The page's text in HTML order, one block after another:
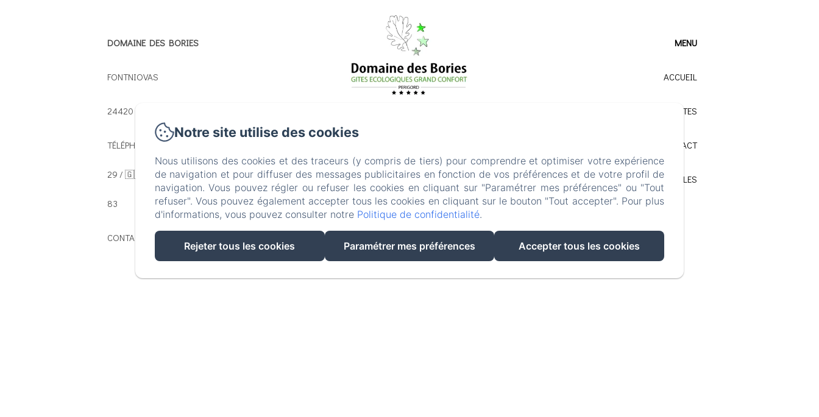
DOMAINE DES BORIES
FONTNIOVAS
24420 - SORGES
TÉLÉPHONE: 🇫🇷 : 00 33 5 53 13 29
29 / 🇬🇧 🇳🇱 : 00 33 5 54 54 02
83
CONTACT@DOMAINEDESBORIES.FR
EN
CRÉÉ PAR AMENITIZ
CONDITIONS GÉNÉRALES DE VENTE
MENU
ACCUEIL
NOS GÎTES
CONTACT
MENTIONS LÉGALES
Notre site utilise des cookies
Nous utilisons des cookies et des traceurs (y compris de tiers) pour comprendre et optimiser votre expérience
de navigation et pour diffuser des messages publicitaires en fonction de vos préférences et de votre profil de
navigation. Vous pouvez régler ou refuser les cookies en cliquant sur "Paramétrer mes préférences" ou "Tout
refuser". Vous pouvez également accepter tous les cookies en cliquant sur le bouton "Tout accepter". Pour plus
d'informations, vous pouvez consulter notre Politique de confidentialité.
Rejeter tous les cookies Paramétrer mes préférences Accepter tous les cookies